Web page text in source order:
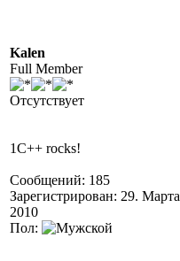
Kalen
Full Member
Отсутствует
1C++ rocks!
Сообщений: 185
Зарегистрирован: 29. Марта
2010
Пол: